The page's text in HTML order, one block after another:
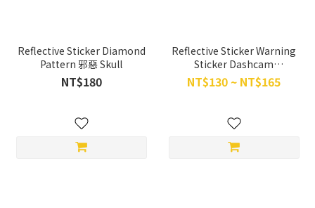
Reflective Sticker Diamond
Pattern 邪惡 Skull
NT$180
Reflective Sticker Warning
Sticker Dashcam
Recording(Large)
NT$130 ~ NT$165